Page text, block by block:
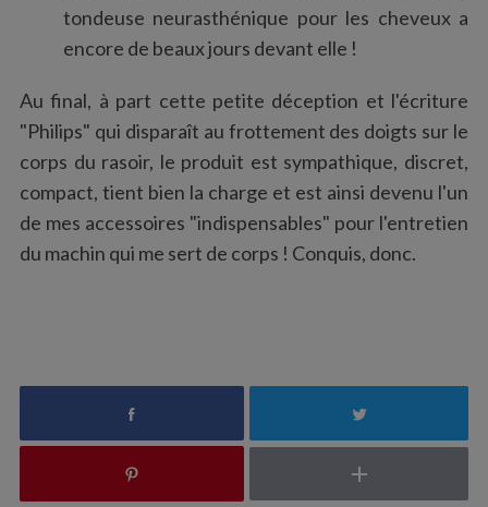
tondeuse neurasthénique pour les cheveux a
encore de beaux jours devant elle !
Au final, à part cette petite déception et l'écriture
"Philips" qui disparaît au frottement des doigts sur le
corps du rasoir, le produit est sympathique, discret,
compact, tient bien la charge et est ainsi devenu l'un
de mes accessoires "indispensables" pour l'entretien
du machin qui me sert de corps ! Conquis, donc.